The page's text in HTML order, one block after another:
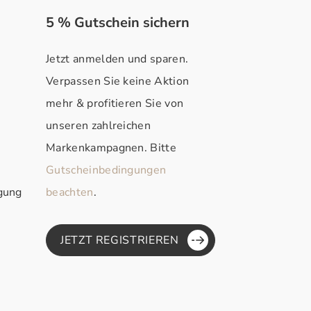
5 % Gutschein sichern
Jetzt anmelden und sparen.
Verpassen Sie keine Aktion
mehr & profitieren Sie von
unseren zahlreichen
Markenkampagnen. Bitte
Gutscheinbedingungen
beachten.
JETZT REGISTRIEREN